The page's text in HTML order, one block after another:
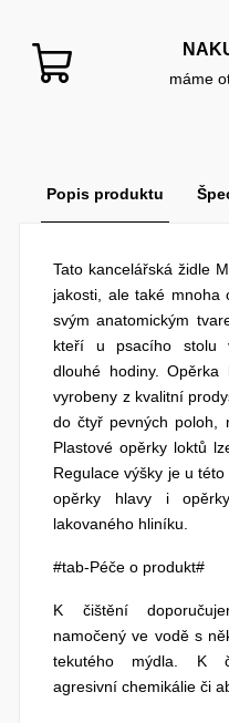
máme
Popis produktu
Tato kancelářská židle
jakosti, ale také mnoha
svým anatomickým
kteří u psacího stolu
dlouhé hodiny.
vyrobeny z kvalitní
do čtyř pevných poloh,
Plastové opěrky loktů
Regulace výšky je u
opěrky hlavy i
lakovaného hliníku.
#tab-Péče o produkt#
K čištění
namočený ve vodě s
tekutého mýdla. K
agresivní chemikálie či